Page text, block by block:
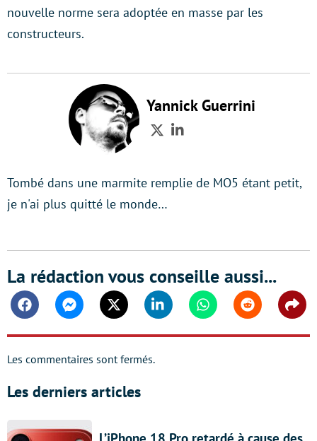
nouvelle norme sera adoptée en masse par les
constructeurs.
Yannick Guerrini
TwitterLinkedIn
Tombé dans une marmite remplie de MO5 étant petit,
je n'ai plus quitté le monde…
La rédaction vous conseille aussi...
FacebookMessengerTwitter Linkedin WhatsappReddit
Les commentaires sont fermés.
Les derniers articles